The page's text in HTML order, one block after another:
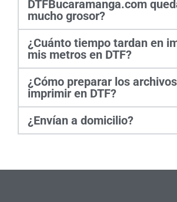
DTFBucaramanga.com
mucho grosor?
¿Cuánto tiempo tardan en
mis metros en DTF?
¿Cómo preparar los
imprimir en DTF?
¿Envían a domicilio?